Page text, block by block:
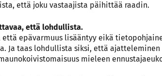
että joku vastaajista päihittää raadin.
että lohdullista.
että epävarmuus lisääntyy eikä
Ja taas lohdullista siksi, että
mieleen